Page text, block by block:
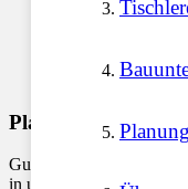
Planung
Planung
Gut geplant ist halb
in unserem Unternehmen